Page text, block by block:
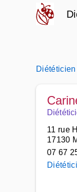
11 rue
17130
07 67